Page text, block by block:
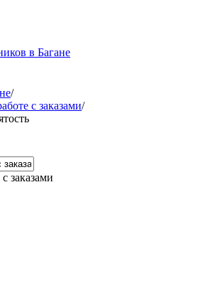
в Багане
/
с заказами/
заказами